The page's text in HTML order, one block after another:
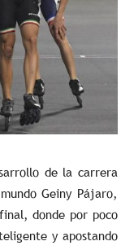
de la carrera
Geiny Pájaro,
donde por poco
y apostando